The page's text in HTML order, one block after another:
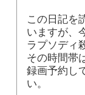
この日記を
いますが、
ラプソディ
その時間帯
録画予約し
い。